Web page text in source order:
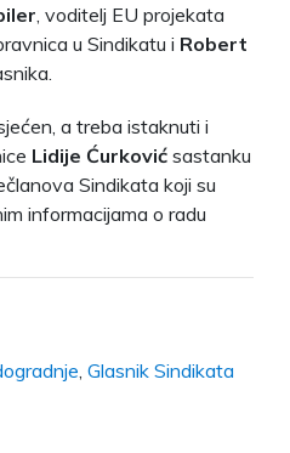
, voditelj EU projekata
u Sindikatu i Robert
a treba istaknuti i
Lidije Ćurković sastanku
Sindikata koji su
informacijama o radu
, Glasnik Sindikata